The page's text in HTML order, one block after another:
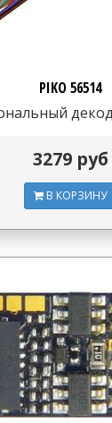
PIKO 56514
3279 руб
В КОРЗИНУ